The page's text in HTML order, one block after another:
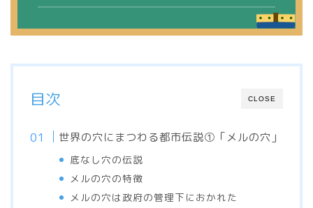
CLOSE
目次
世界の穴にまつわる都市伝説①「メルの穴」
底なし穴の伝説
メルの穴の特徴
メルの穴は政府の管理下におかれた